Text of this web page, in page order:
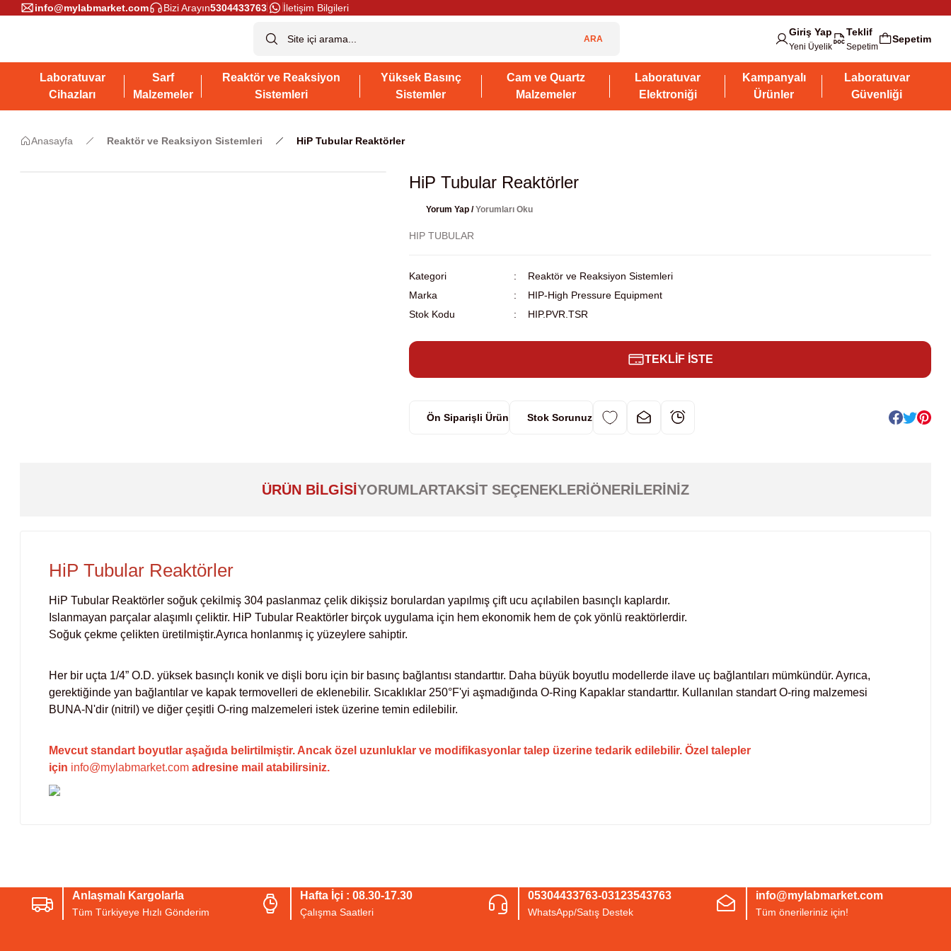
info@mylabmarket.com Bizi Arayın5304433763 İletişim Bilgileri
ARA
Giriş Yap
Yeni Üyelik
Teklif
Sepetim
Sepetim
Laboratuvar
Cihazları
Sarf
Malzemeler
Reaktör ve Reaksiyon
Sistemleri
Yüksek Basınç
Sistemler
Cam ve Quartz
Malzemeler
Laboratuvar
Elektroniği
Kampanyalı
Ürünler
Laboratuvar
Güvenliği
Anasayfa Reaktör ve Reaksiyon Sistemleri HiP Tubular Reaktörler
HiP Tubular Reaktörler
Yorum Yap /Yorumları Oku
HIP TUBULAR
Kategori
Reaktör ve Reaksiyon Sistemleri
Marka
HIP-High Pressure Equipment
Stok Kodu
HIP.PVR.TSR
TEKLİF İSTE
Ön Siparişli Ürün Stok Sorunuz
ÜRÜN BILGISIYORUMLARTAKSIT SEÇENEKLERIÖNERILERINIZ
HiP Tubular Reaktörler
HiP Tubular Reaktörler soğuk çekilmiş 304 paslanmaz çelik dikişsiz borulardan yapılmış çift ucu açılabilen basınçlı kaplardır.
Islanmayan parçalar alaşımlı çeliktir. HiP Tubular Reaktörler birçok uygulama için hem ekonomik hem de çok yönlü reaktörlerdir.
Soğuk çekme çelikten üretilmiştir.Ayrıca honlanmış iç yüzeylere sahiptir.
Her bir uçta 1/4” O.D. yüksek basınçlı konik ve dişli boru için bir basınç bağlantısı standarttır. Daha büyük boyutlu modellerde ilave uç bağlantıları mümkündür. Ayrıca,
gerektiğinde yan bağlantılar ve kapak termovelleri de eklenebilir. Sıcaklıklar 250°F'yi aşmadığında O-Ring Kapaklar standarttır. Kullanılan standart O-ring malzemesi
BUNA-N'dir (nitril) ve diğer çeşitli O-ring malzemeleri istek üzerine temin edilebilir.
Mevcut standart boyutlar aşağıda belirtilmiştir. Ancak özel uzunluklar ve modifikasyonlar talep üzerine tedarik edilebilir. Özel talepler
için info@mylabmarket.com adresine mail atabilirsiniz.
Ürün resmi kalitesiz, bozuk veya görüntülenemiyor.
Anlaşmalı Kargolarla
Tüm Türkiyeye Hızlı Gönderim
Hafta İçi : 08.30-17.30
Çalışma Saatleri
05304433763-03123543763
WhatsApp/Satış Destek
info@mylabmarket.com
Tüm önerileriniz için!